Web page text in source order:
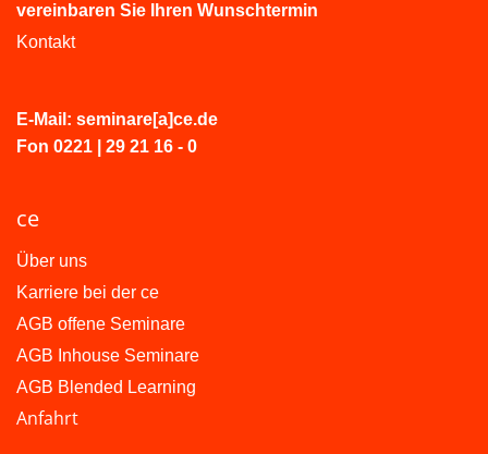
vereinbaren Sie Ihren Wunschtermin
Kontakt
E-Mail: seminare[a]ce.de
Fon 0221 | 29 21 16 - 0
ce
Über uns
Karriere bei der ce
AGB offene Seminare
AGB Inhouse Seminare
AGB Blended Learning
Anfahrt